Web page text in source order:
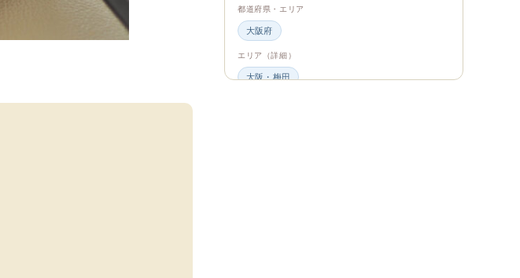
都道府県・エリア
大阪府
エリア（詳細）
大阪・梅田